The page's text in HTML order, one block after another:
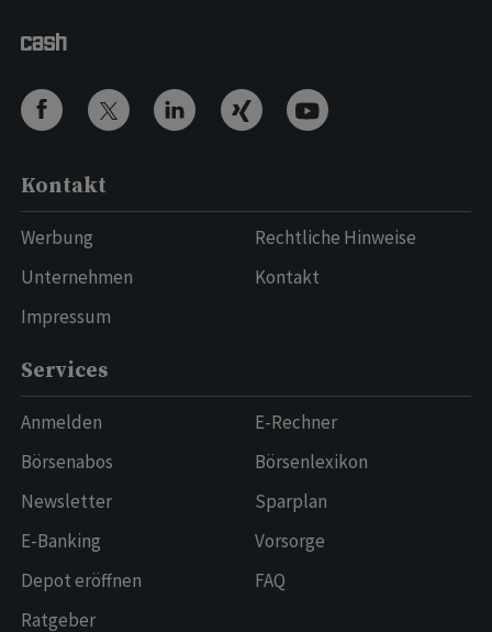
Kontakt
Werbung
Unternehmen
Impressum
Rechtliche Hinweise
Kontakt
Services
Anmelden
Börsenabos
Newsletter
E-Banking
Depot eröffnen
Ratgeber
E-Rechner
Börsenlexikon
Sparplan
Vorsorge
FAQ